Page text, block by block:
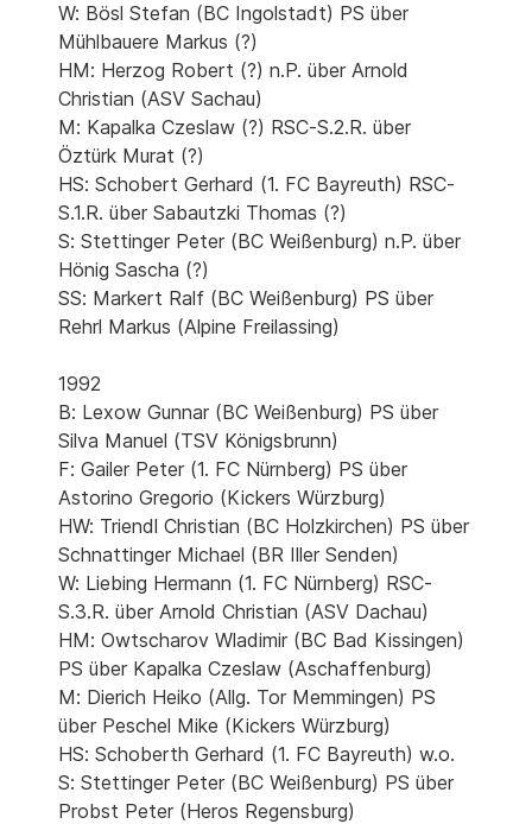
W: Bösl Stefan (BC Ingolstadt) PS über
Mühlbauere Markus (?)
HM: Herzog Robert (?) n.P. über Arnold
Christian (ASV Sachau)
M: Kapalka Czeslaw (?) RSC-S.2.R. über
Öztürk Murat (?)
HS: Schobert Gerhard (1. FC Bayreuth) RSC-
S.1.R. über Sabautzki Thomas (?)
S: Stettinger Peter (BC Weißenburg) n.P. über
Hönig Sascha (?)
SS: Markert Ralf (BC Weißenburg) PS über
Rehrl Markus (Alpine Freilassing)
1992
B: Lexow Gunnar (BC Weißenburg) PS über
Silva Manuel (TSV Königsbrunn)
F: Gailer Peter (1. FC Nürnberg) PS über
Astorino Gregorio (Kickers Würzburg)
HW: Triendl Christian (BC Holzkirchen) PS über
Schnattinger Michael (BR Iller Senden)
W: Liebing Hermann (1. FC Nürnberg) RSC-
S.3.R. über Arnold Christian (ASV Dachau)
HM: Owtscharov Wladimir (BC Bad Kissingen)
PS über Kapalka Czeslaw (Aschaffenburg)
M: Dierich Heiko (Allg. Tor Memmingen) PS
über Peschel Mike (Kickers Würzburg)
HS: Schoberth Gerhard (1. FC Bayreuth) w.o.
S: Stettinger Peter (BC Weißenburg) PS über
Probst Peter (Heros Regensburg)